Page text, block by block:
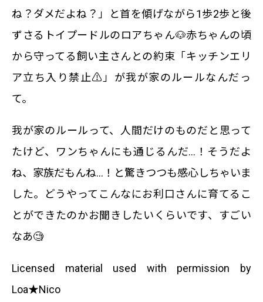
ね？ダメだよね？」と首を傾げながら1歩2歩と後
ずさるトイプードルのロアちゃん🐶赤ちゃんの頃
から守ってる飼い主さんとの約束「キッチンエリ
ア立ち入り禁止⚠️」が我が家のルールなんだっ
て。
我が家のルールって、人間だけのものだと思って
たけど、ワンちゃんにも通じるんだ…！そうだよ
ね、家族だもんね…！と驚きつつも感心しちゃいま
した。どうやってこんなにお利口さんに育てるこ
とができたのかお聞きしたいくらいです、すごい
なあ🧐
Licensed material used with permission by
Loa★Nico